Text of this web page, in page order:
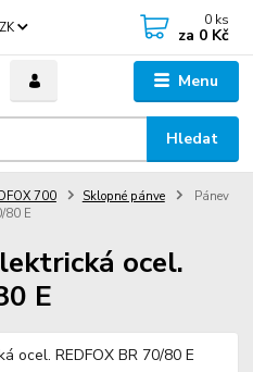
Menu
Hledat
0 ks
za 0 Kč
700 Sklopné pánve
Pánev
80 E
ocel.
E